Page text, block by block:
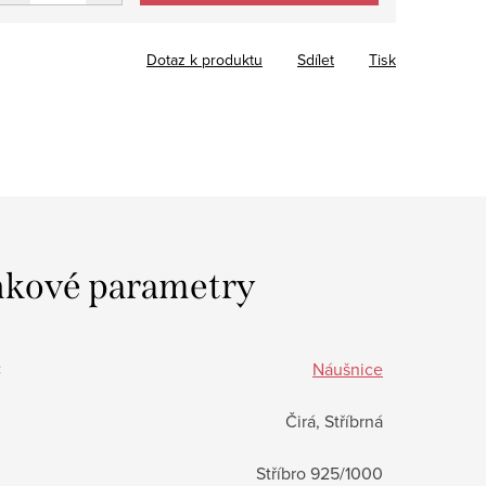
Tisk
Dotaz k produktu Sdílet
parametry
Náušnice
Čirá, Stříbrná
Stříbro 925/1000